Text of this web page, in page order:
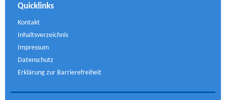
Quicklinks
Kontakt
Inhaltsverzeichnis
Impressum
Datenschutz
Erklärung zur Barrierefreiheit